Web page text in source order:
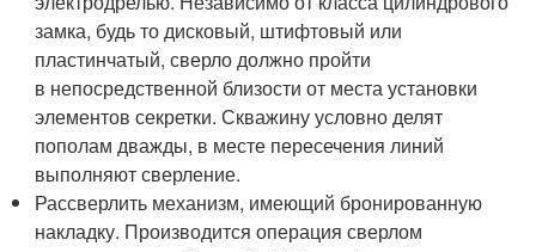
замка, будь то дисковый, штифтовый или
пластинчатый, сверло должно пройти
в непосредственной близости от места установки
элементов секретки. Скважину условно делят
пополам дважды, в месте пересечения линий
выполняют сверление.
Рассверлить механизм, имеющий бронированную
накладку. Производится операция сверлом